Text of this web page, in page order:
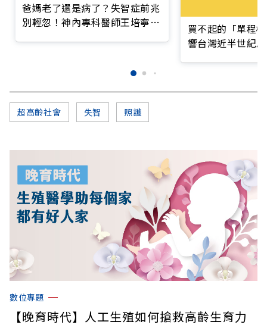
爸媽老了還是病了？失智症前兆
別輕忽！神內專科醫師王培寧呼
買不起的「單程
響台灣近半世紀
超高齡社會 失智 照護
數位專題
【晚育時代】人工生殖如何搶救高齡生育力